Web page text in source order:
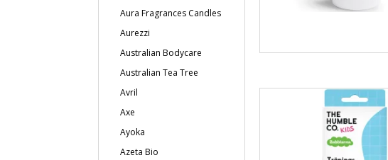
Aura Fragrances Candles
Aurezzi
Australian Bodycare
Australian Tea Tree
Avril
Axe
Ayoka
Azeta Bio